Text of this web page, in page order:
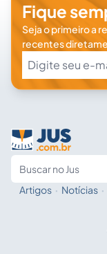
Fique
Seja o primeiro a
recentes
Artigos · Notícias ·